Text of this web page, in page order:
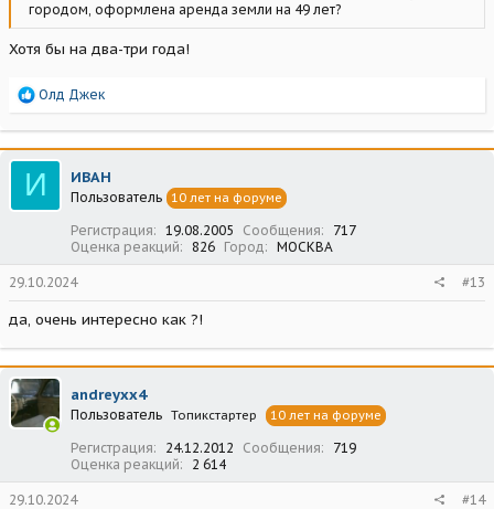
городом, оформлена аренда земли на 49 лет?
Хотя бы на два-три года!
Р
а
к
ц
и
и
Олд Джек
И ИВАН
Пользователь 10 лет на форуме
Регистрация 19.08.2005 Сообщения
717
Оценка реакций
826 Город МОСКВА
29.10.2024 #13
да, очень интересно как ?!
andreyxx4
Пользователь Топикстартер 10 лет на форуме
Регистрация 24.12.2012 Сообщения
719
Оценка реакций
2 614
29.10.2024 #14